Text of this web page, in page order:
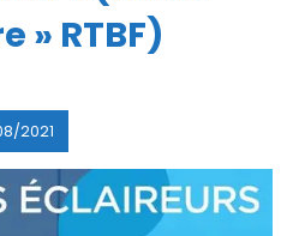
» RTBF)
2021